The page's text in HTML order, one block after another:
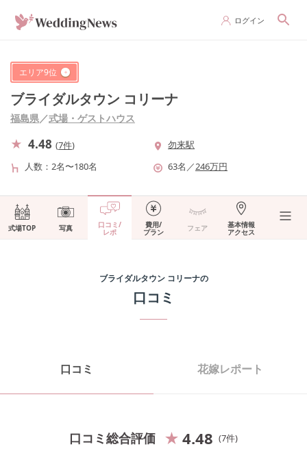
ログイン
エリア9位
ブライダルタウン コリーナ
福島県／式場・ゲストハウス
4.48 (7件)
勿来駅
人数
2名〜180名 63名 ／246万円
式場TOP 写真 口コミ/
レポ
費用/
プラン フェア 基本情報
アクセス
ブライダルタウン コリーナの
口コミ
口コミ 花嫁レポート
口コミ総合評価 4.48 7件